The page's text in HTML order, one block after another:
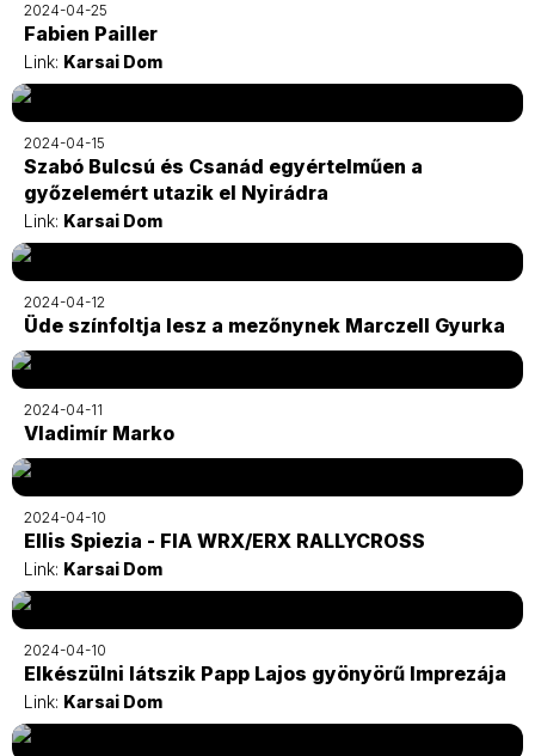
2024-04-25
Fabien Pailler
Link: Karsai Dom
2024-04-15
Szabó Bulcsú és Csanád egyértelműen a
győzelemért utazik el Nyirádra
Link: Karsai Dom
2024-04-12
Üde színfoltja lesz a mezőnynek Marczell Gyurka
2024-04-11
Vladimír Marko
2024-04-10
Ellis Spiezia - FIA WRX/ERX RALLYCROSS
Link: Karsai Dom
2024-04-10
Elkészülni látszik Papp Lajos gyönyörű Imprezája
Link: Karsai Dom